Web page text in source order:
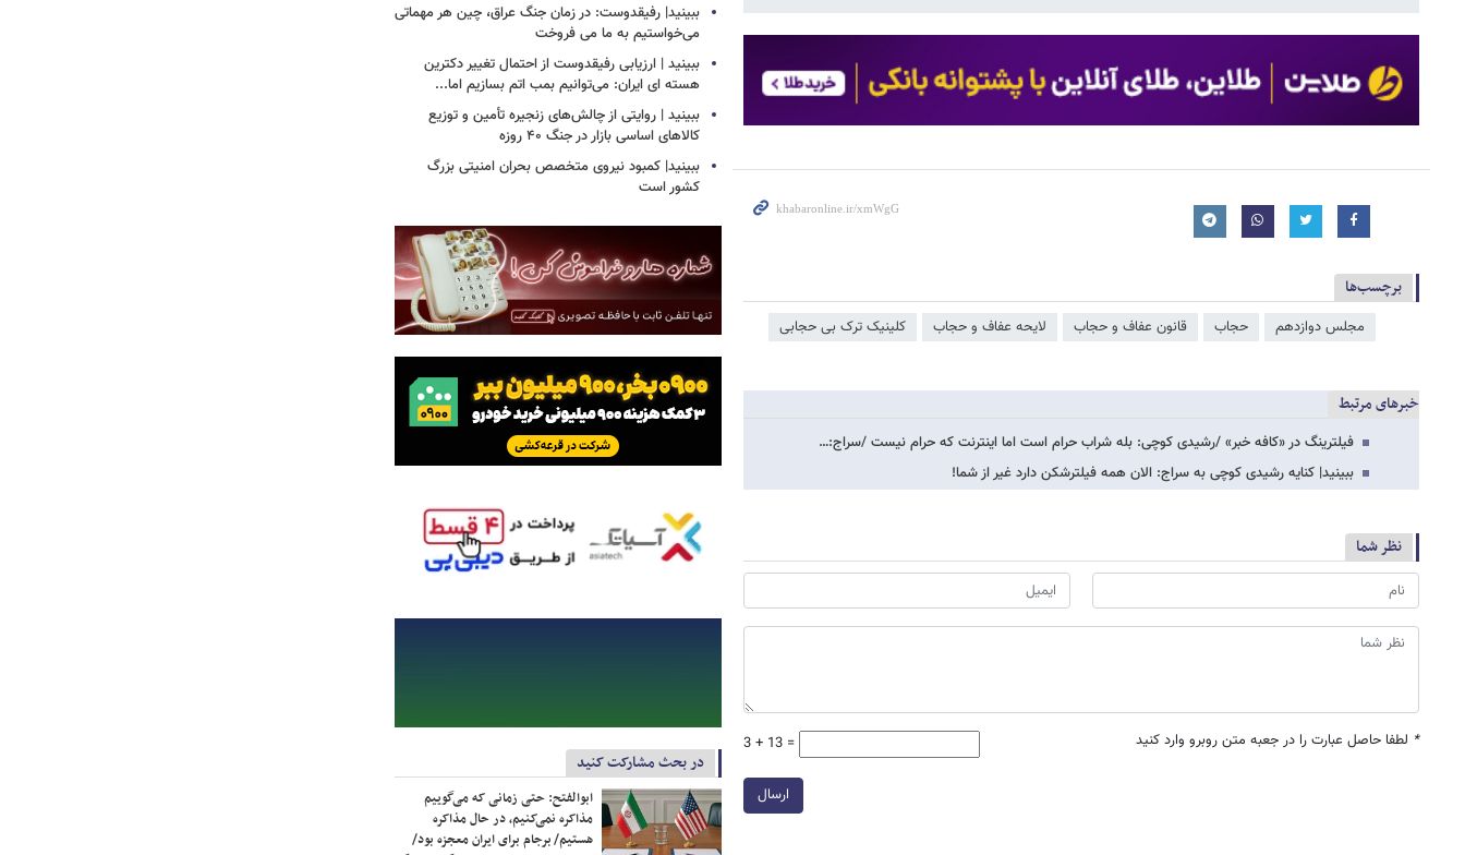
برچسب‌ها
مجلس دوازدهم حجاب قانون عفاف و حجاب لایحه عفاف و حجاب کلینیک ترک بی حجابی
خبرهای مرتبط
فیلترینگ در «کافه خبر» /رشیدی کوچی: بله شراب حرام است اما اینترنت که حرام نیست /سراج:…
ببینید| کنایه رشیدی کوچی به سراج: الان همه فیلترشکن دارد غیر از شما!
نظر شما
* لطفا حاصل عبارت را در جعبه متن روبرو وارد کنید 3 + 13 =
ارسال
ببینید| رفیقدوست: در زمان جنگ عراق، چین هر مهماتی
می‌خواستیم به ما می فروخت
ببینید | ارزیابی رفیقدوست از احتمال تغییر دکترین
هسته ای ایران: می‌توانیم بمب اتم بسازیم اما...
ببینید | روایتی از چالش‌های زنجیره تأمین و توزیع
کالاهای اساسی بازار در جنگ ۴۰ روزه
ببینید| کمبود نیروی متخصص بحران امنیتی بزرگ
کشور است
در بحث مشارکت کنید
ابوالفتح: حتی زمانی که می‌گوییم
مذاکره نمی‌کنیم، در حال مذاکره
هستیم/ برجام برای ایران معجزه بود/